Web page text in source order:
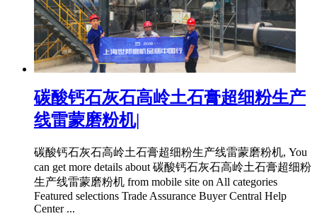
碳酸钙石灰石高岭土石膏超细粉生产
线雷蒙磨粉机|
碳酸钙石灰石高岭土石膏超细粉生产线雷蒙磨粉机, You
can get more details about 碳酸钙石灰石高岭土石膏超细粉
生产线雷蒙磨粉机 from mobile site on All categories
Featured selections Trade Assurance Buyer Central Help
Center ...